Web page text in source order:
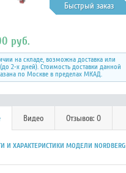
Быстрый заказ
руб.
на складе, возможна доставка или
2-х дней). Стоимость доставки данной
по Москве в пределах МКАД.
Видео Отзывов: 0
И ХАРАКТЕРИСТИКИ МОДЕЛИ NORDBERG